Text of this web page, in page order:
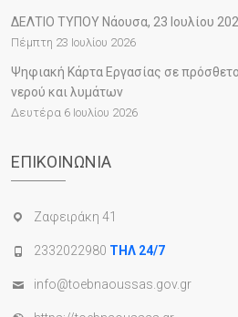
ΔΕΛΤΙΟ ΤΥΠΟΥ Νάουσα, 23 Ιουλίου
Πέμπτη 23 Ιουλίου 2026
Ψηφιακή Κάρτα Εργασίας σε
νερού και λυμάτων
Δευτέρα 6 Ιουλίου 2026
ΕΠΙΚΟΙΝΩΝΊΑ
Ζαφειράκη 41
2332022980 ΤΗΛ 24/7
info@toebnaoussas.gov.gr